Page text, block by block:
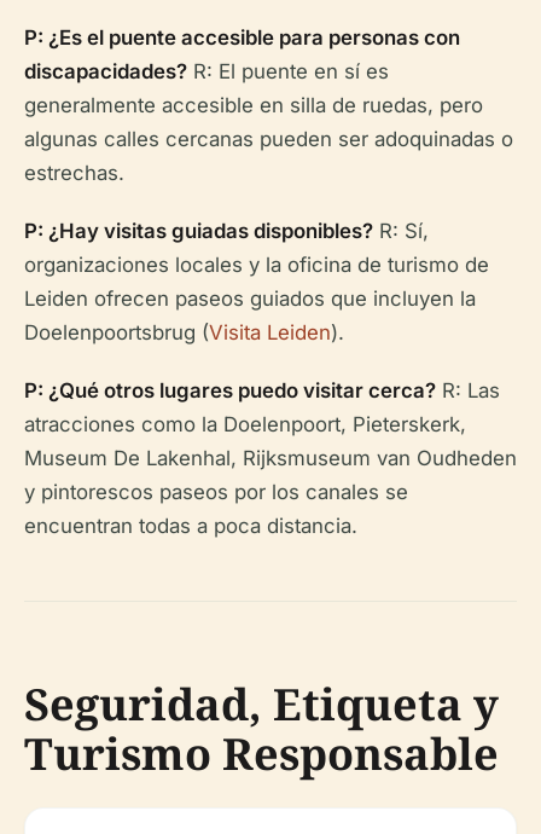
P: ¿Es el puente accesible para personas con
discapacidades? R: El puente en sí es
generalmente accesible en silla de ruedas, pero
algunas calles cercanas pueden ser adoquinadas o
estrechas.
P: ¿Hay visitas guiadas disponibles? R: Sí,
organizaciones locales y la oficina de turismo de
Leiden ofrecen paseos guiados que incluyen la
Doelenpoortsbrug (Visita Leiden).
P: ¿Qué otros lugares puedo visitar cerca? R: Las
atracciones como la Doelenpoort, Pieterskerk,
Museum De Lakenhal, Rijksmuseum van Oudheden
y pintorescos paseos por los canales se
encuentran todas a poca distancia.
Seguridad, Etiqueta y
Turismo Responsable